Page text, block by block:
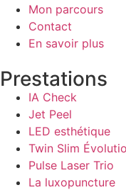
Mon parcours
Contact
En savoir plus
Prestations
IA Check
Jet Peel
LED esthétique
Twin Slim
Pulse Laser Trio
La luxopuncture